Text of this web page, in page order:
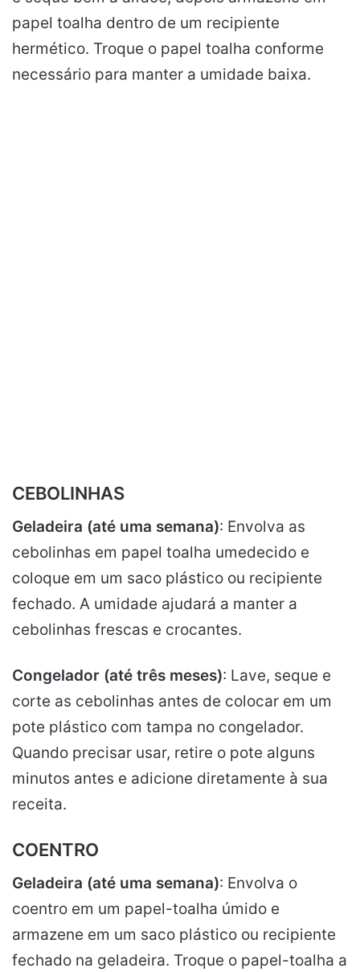
papel toalha dentro de um recipiente
hermético. Troque o papel toalha conforme
necessário para manter a umidade baixa.
CEBOLINHAS
Geladeira (até uma semana): Envolva as
cebolinhas em papel toalha umedecido e
coloque em um saco plástico ou recipiente
fechado. A umidade ajudará a manter a
cebolinhas frescas e crocantes.
Congelador (até três meses): Lave, seque e
corte as cebolinhas antes de colocar em um
pote plástico com tampa no congelador.
Quando precisar usar, retire o pote alguns
minutos antes e adicione diretamente à sua
receita.
COENTRO
Geladeira (até uma semana): Envolva o
coentro em um papel-toalha úmido e
armazene em um saco plástico ou recipiente
fechado na geladeira. Troque o papel-toalha a